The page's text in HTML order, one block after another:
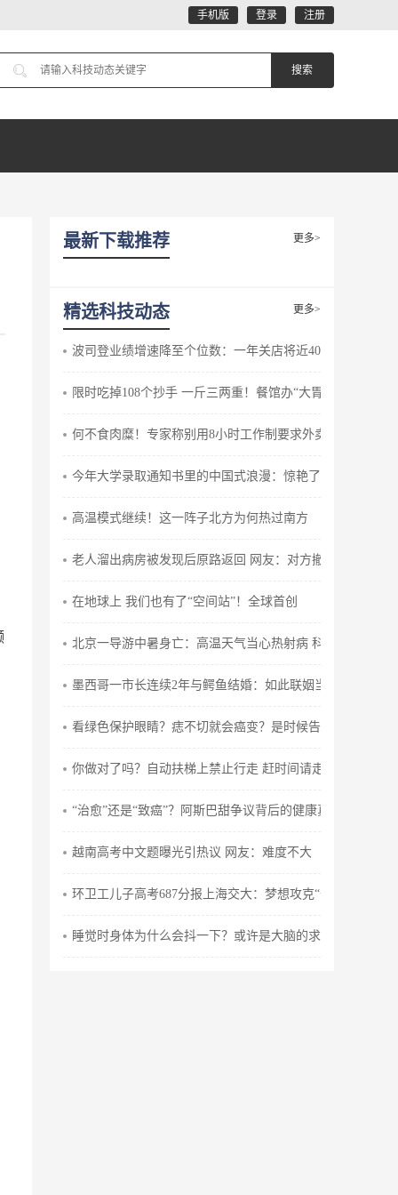
手机版 登录 注册
最新下载推荐 更多>
精选科技动态 更多>
波司登业绩增速降至个位数：一年关店将近400家
限时吃掉108个抄手 一斤三两重！餐馆办“大胃王”赛被查
何不食肉糜！专家称别用8小时工作制要求外卖骑手 要赚钱
今年大学录取通知书里的中国式浪漫：惊艳了N多人
高温模式继续！这一阵子北方为何热过南方
老人溜出病房被发现后原路返回 网友：对方撤回一个老太太
在地球上 我们也有了“空间站”！全球首创
北京一导游中暑身亡：高温天气当心热射病 科普如何预防
墨西哥一市长连续2年与鳄鱼结婚：如此联姻当地已存在230
看绿色保护眼睛？痣不切就会癌变？是时候告诉你了
你做对了吗？自动扶梯上禁止行走 赶时间请走楼梯
“治愈”还是“致癌”？阿斯巴甜争议背后的健康真相
越南高考中文题曝光引热议 网友：难度不大
环卫工儿子高考687分报上海交大：梦想攻克“卡脖子”技术
睡觉时身体为什么会抖一下？或许是大脑的求救信号